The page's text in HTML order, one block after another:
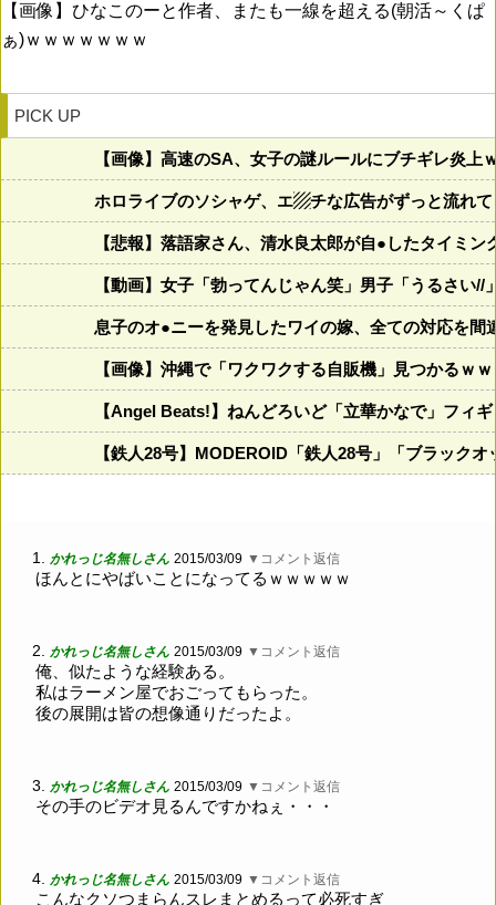
【画像】ひなこのーと作者、またも一線を超える(朝活～くぱ
ぁ)ｗｗｗｗｗｗｗ
PICK UP
【画像】高速のSA、女子の謎ルールにブチギレ炎上
ホロライブのソシャゲ、エ▨チな広告がずっと流れて
【悲報】落語家さん、清水良太郎が自●したタイミ
【動画】女子「勃ってんじゃん笑」男子「うるさ
息子のオ●ニーを発見したワイの嫁、全ての対応を
【画像】沖縄で「ワクワクする自販機」見つかるｗ
【Angel Beats!】ねんどろいど「立華かなで」フィ
【鉄人28号】MODEROID「鉄人28号」「ブラック
1. かれっじ名無しさん 2015/03/09 ▼コメント返信
ほんとにやばいことになってるｗｗｗｗｗ
2. かれっじ名無しさん 2015/03/09 ▼コメント返信
俺、似たような経験ある。
私はラーメン屋でおごってもらった。
後の展開は皆の想像通りだったよ。
3. かれっじ名無しさん 2015/03/09 ▼コメント返信
その手のビデオ見るんですかねぇ・・・
4. かれっじ名無しさん 2015/03/09 ▼コメント返信
こんなクソつまらんスレまとめるって必死すぎ